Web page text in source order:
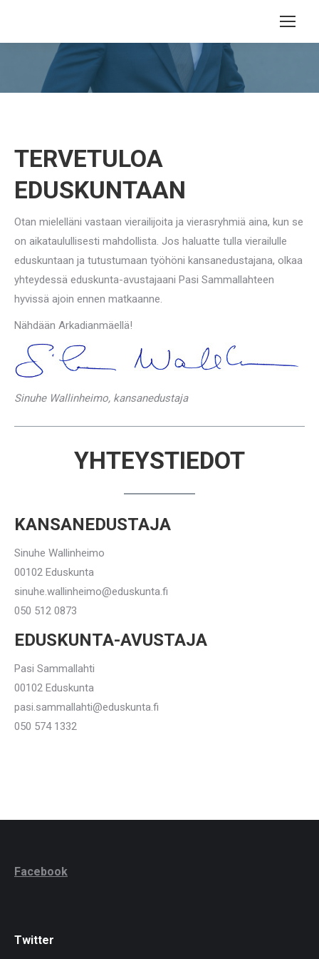
TERVETULOA
EDUSKUNTAAN
Otan mielelläni vastaan vierailijoita ja vierasryhmiä aina, kun se
on aikataulullisesti mahdollista. Jos haluatte tulla vierailulle
eduskuntaan ja tutustumaan työhöni kansanedustajana, olkaa
yhteydessä eduskunta-avustajaani Pasi Sammallahteen
hyvissä ajoin ennen matkaanne.
Nähdään Arkadianmäellä!
Sinuhe Wallinheimo, kansanedustaja
YHTEYSTIEDOT
KANSANEDUSTAJA
Sinuhe Wallinheimo
00102 Eduskunta
sinuhe.wallinheimo@eduskunta.fi
050 512 0873
EDUSKUNTA-AVUSTAJA
Pasi Sammallahti
00102 Eduskunta
pasi.sammallahti@eduskunta.fi
050 574 1332
Facebook
Twitter